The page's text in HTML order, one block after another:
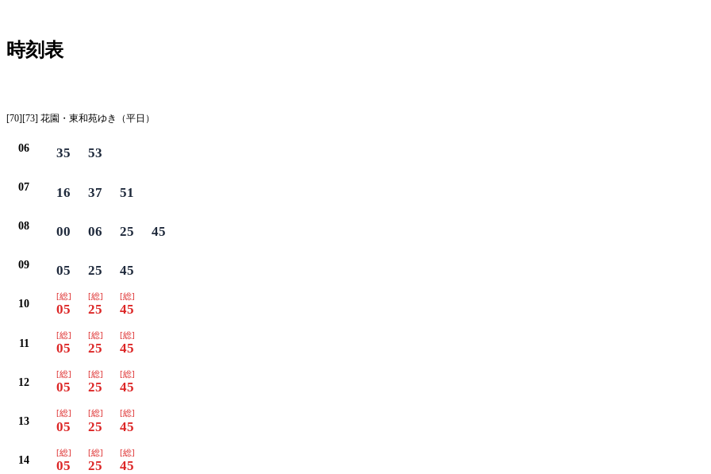
時刻表
[70][73] 花園・東和苑ゆき（平日）
06 35 53
07 16 37 51
08 00 06 25 45
09 05 25 45
10
[総]
05
[総]
25
[総]
45
11
[総]
05
[総]
25
[総]
45
12
[総]
05
[総]
25
[総]
45
13
[総]
05
[総]
25
[総]
45
14
[総]
05
[総]
25
[総]
45